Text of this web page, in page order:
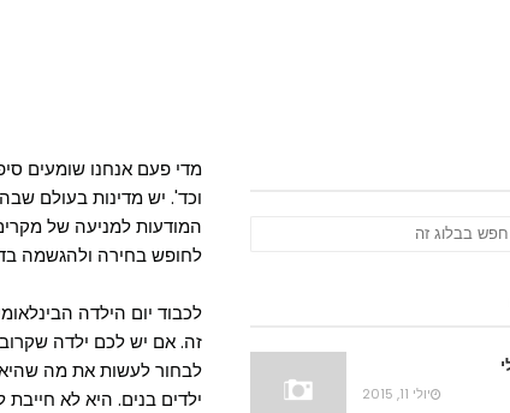
מדי פעם אנחנו שומעים
וכד'. יש מדינות בעולם
המודעות למניעה של
לחופש בחירה ולהגשמה
לכבוד יום הילדה
זה. אם יש לכם ילדה
לבחור לעשות את מה שהיא
ילדים בנים. היא לא
יולי 11, 2015